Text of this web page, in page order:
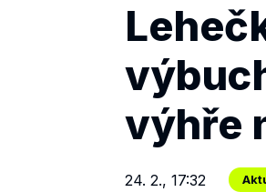
výhře
24. 2., 17:32